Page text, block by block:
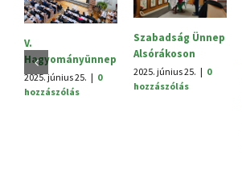
V.
Hagyományünnep
2025. június 25. | 0
hozzászólás
Szabadság Ünnep
Alsórákoson
2025. június 25. | 0
hozzászólás